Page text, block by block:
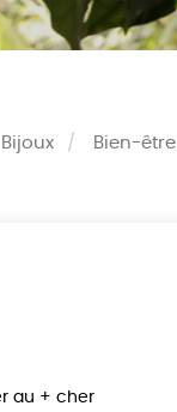
Bijoux Bien-être
au + cher